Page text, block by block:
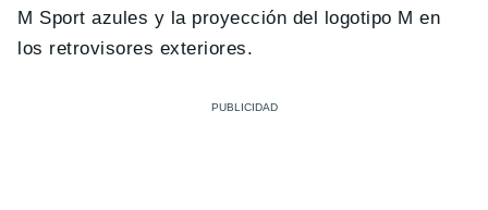
M Sport azules y la proyección del logotipo M en
los retrovisores exteriores.